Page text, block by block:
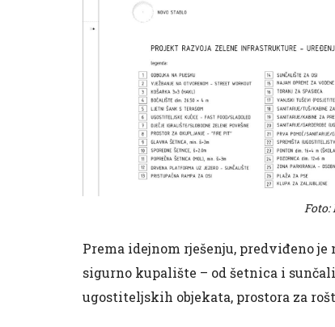
Foto:
Prema idejnom rješenju, predviđeno
sigurno kupalište – od šetnica i
ugostiteljskih objekata, prostora za